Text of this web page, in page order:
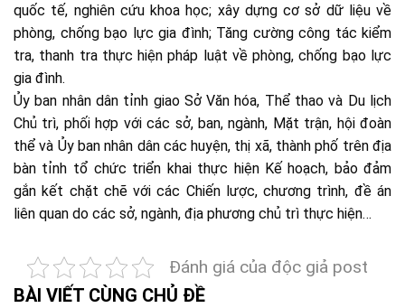
quốc tế, nghiên cứu khoa học; xây dựng cơ sở dữ liệu về
phòng, chống bạo lực gia đình; Tăng cường công tác kiểm
tra, thanh tra thực hiện pháp luật về phòng, chống bạo lực
gia đình.
Ủy ban nhân dân tỉnh giao Sở Văn hóa, Thể thao và Du lịch
Chủ trì, phối hợp với các sở, ban, ngành, Mặt trận, hội đoàn
thể và Ủy ban nhân dân các huyện, thị xã, thành phố trên địa
bàn tỉnh tổ chức triển khai thực hiện Kế hoạch, bảo đảm
gắn kết chặt chẽ với các Chiến lược, chương trình, đề án
liên quan do các sở, ngành, địa phương chủ trì thực hiện…
Đánh giá của độc giả post
BÀI VIẾT CÙNG CHỦ ĐỀ